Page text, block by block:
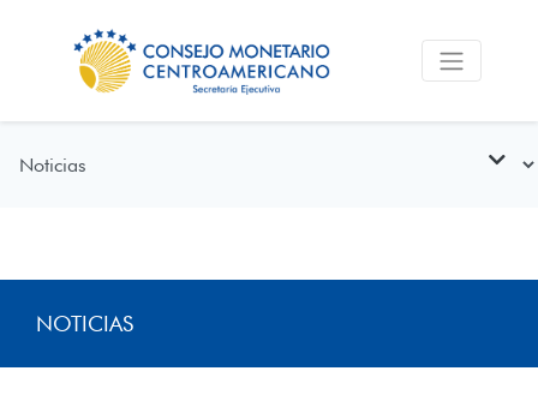
NOTICIAS